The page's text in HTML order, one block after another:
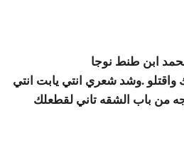
ابن طنط نوجا
واقتلو .وشد شعري انتي يابت انتي
من باب الشقه تاني لقطعلك